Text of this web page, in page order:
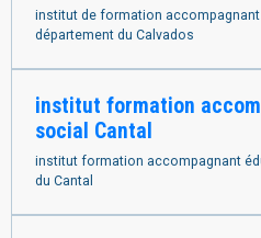
institut de formation accompagnant éducatif et social du
département du Calvados
institut formation
social Cantal
institut formation accompagnant
du Cantal